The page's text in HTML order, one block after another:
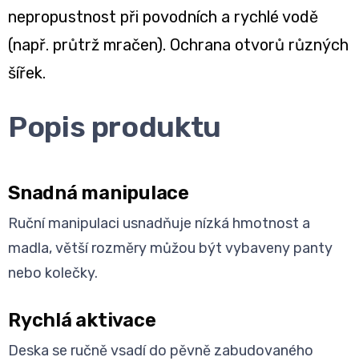
nepropustnost při povodních a rychlé vodě
(např. průtrž mračen). Ochrana otvorů různých
šířek.
Popis produktu
Snadná manipulace
Ruční manipulaci usnadňuje nízká hmotnost a
madla, větší rozměry můžou být vybaveny panty
nebo kolečky.
Rychlá aktivace
Deska se ručně vsadí do pěvně zabudovaného